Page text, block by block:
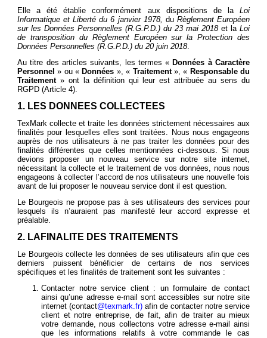
Elle a été établie conformément aux dispositions de la Loi
Informatique et Liberté du 6 janvier 1978, du Règlement Européen
sur les Données Personnelles (R.G.P.D.) du 23 mai 2018 et la Loi
de transposition du Règlement Européen sur la Protection des
Données Personnelles (R.G.P.D.) du 20 juin 2018.
Au titre des articles suivants, les termes « Données à Caractère
Personnel» ou « Données », « Traitement », « Responsable du
Traitement » ont la définition qui leur est attribuée au sens du
RGPD (Article 4).
1. LES DONNEES COLLECTEES
TexMark collecte et traite les données strictement nécessaires aux
finalités pour lesquelles elles sont traitées. Nous nous engageons
auprès de nos utilisateurs à ne pas traiter les données pour des
finalités différentes que celles mentionnées ci-dessous. Si nous
devions proposer un nouveau service sur notre site internet,
nécessitant la collecte et le traitement de vos données, nous nous
engageons à collecter l’accord de nos utilisateurs une nouvelle fois
avant de lui proposer le nouveau service dont il est question.
Le Bourgeois ne propose pas à ses utilisateurs des services pour
lesquels ils n’auraient pas manifesté leur accord expresse et
préalable.
2. LAFINALITE DES TRAITEMENTS
Le Bourgeois collecte les données de ses utilisateurs afin que ces
derniers puissent bénéficier de certains de nos services
spécifiques et les finalités de traitement sont les suivantes :
Contacter notre service client : un formulaire de contact
ainsi qu’une adresse e-mail sont accessibles sur notre site
internet (contact@texmark.fr) afin de contacter notre service
client et notre entreprise, de fait, afin de traiter au mieux
votre demande, nous collectons votre adresse e-mail ainsi
que les informations relatifs à votre commande le cas